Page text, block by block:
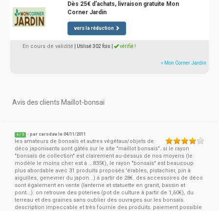
Dès 25€ d'achats, livraison gratuite Mon
Corner Jardin
vers la réduction
En cours de validité | Utilisé 302 fois vérifié !
» Mon Corner Jardin
Avis des clients Maillot-bonsai
4 / 5 - parcarodav le 04/11/2011
les amateurs de bonsaïs et autres végétaux/objets de
déco japonisants sont gâtés sur le site "maillot bonsaïs". si le rayon
"bonsaïs de collection" est clairement au-dessus de nos moyens (le
modèle le moins cher est à ...835€), le rayon "bonsaïs" est beaucoup
plus abordable avec 31 produits proposés 'érables, pistachier, pin à
aiguilles, genevrier du japon...) à partir de 28€. des accessoires de déco
sont également en vente (lanterne et statuette en granit, bassin et
pont...). on retrouve des poteries (pot de culture à partir de 1,60€), du
terreau et des graines sans oublier des ouvrages sur les bonsaïs.
description impeccable et très fournie des produits. paiement possible